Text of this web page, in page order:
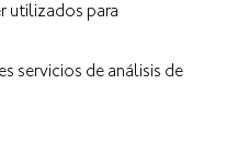
utilizados para
servicios de análisis de